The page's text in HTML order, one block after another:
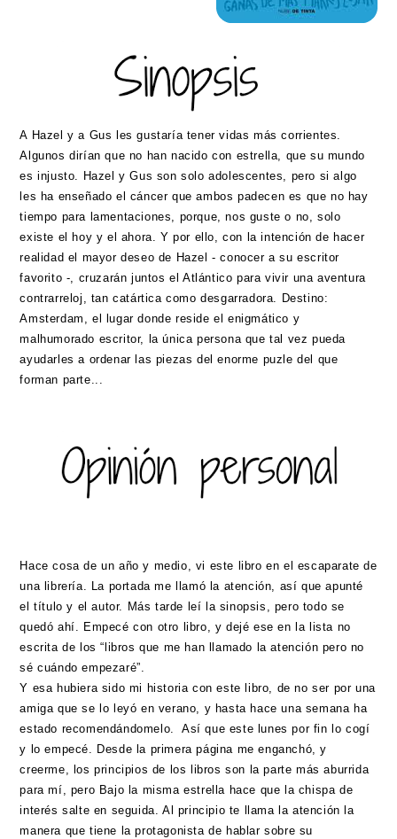
A Hazel y a Gus les gustaría tener vidas más corrientes.
Algunos dirían que no han nacido con estrella, que su mundo
es injusto. Hazel y Gus son solo adolescentes, pero si algo
les ha enseñado el cáncer que ambos padecen es que no hay
tiempo para lamentaciones, porque, nos guste o no, solo
existe el hoy y el ahora. Y por ello, con la intención de hacer
realidad el mayor deseo de Hazel - conocer a su escritor
favorito -, cruzarán juntos el Atlántico para vivir una aventura
contrarreloj, tan catártica como desgarradora. Destino:
Amsterdam, el lugar donde reside el enigmático y
malhumorado escritor, la única persona que tal vez pueda
ayudarles a ordenar las piezas del enorme puzle del que
forman parte...
Hace cosa de un año y medio, vi este libro en el escaparate de
una librería. La portada me llamó la atención, así que apunté
el título y el autor. Más tarde leí la sinopsis, pero todo se
quedó ahí. Empecé con otro libro, y dejé ese en la lista no
escrita de los “libros que me han llamado la atención pero no
sé cuándo empezaré”.
Y esa hubiera sido mi historia con este libro, de no ser por una
amiga que se lo leyó en verano, y hasta hace una semana ha
estado recomendándomelo. Así que este lunes por fin lo cogí
y lo empecé. Desde la primera página me enganchó, y
creerme, los principios de los libros son la parte más aburrida
para mí, pero Bajo la misma estrella hace que la chispa de
interés salte en seguida. Al principio te llama la atención la
manera que tiene la protagonista de hablar sobre su